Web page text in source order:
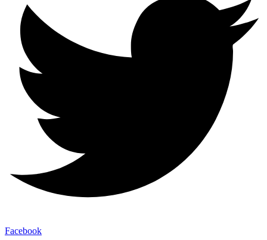
Facebook